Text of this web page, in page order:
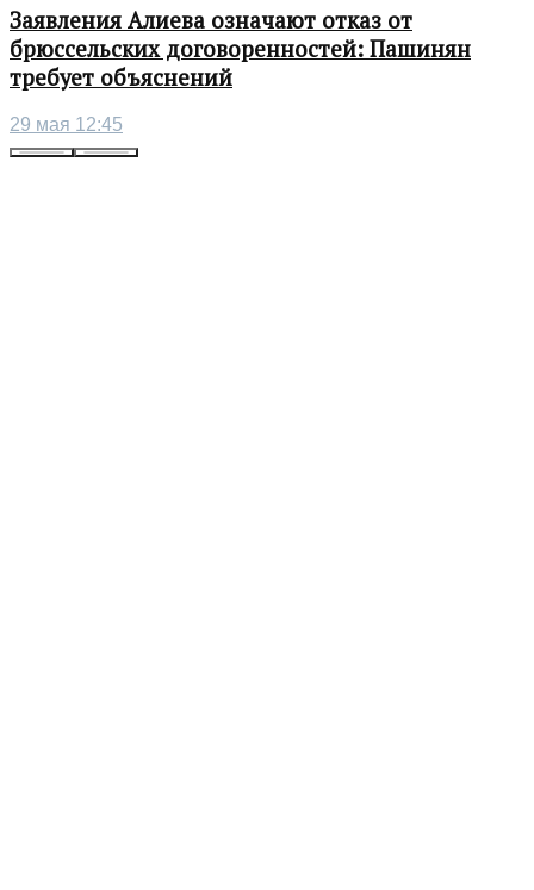
Заявления Алиева означают отказ от
брюссельских договоренностей: Пашинян
требует объяснений
29 мая 12:45